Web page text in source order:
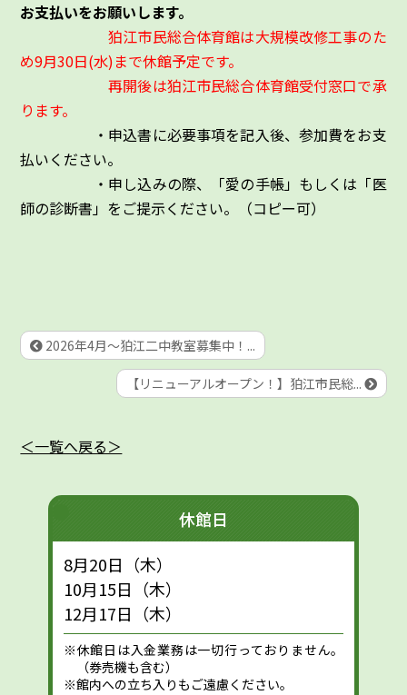
お支払いをお願いします。
狛江市民総合体育館は大規模改修工事のた
め9月30日(水)まで休館予定です。
再開後は狛江市民総合体育館受付窓口で承
ります。
・申込書に必要事項を記入後、参加費をお支
払いください。
・申し込みの際、「愛の手帳」もしくは「医
師の診断書」をご提示ください。（コピー可）
2026年4月～狛江二中教室募集中！...
【リニューアルオープン！】狛江市民総...
＜一覧へ戻る＞
休館日
8月20日（木）
10月15日（木）
12月17日（木）
※休館日は入金業務は一切行っておりません。
（券売機も含む）
※館内への立ち入りもご遠慮ください。